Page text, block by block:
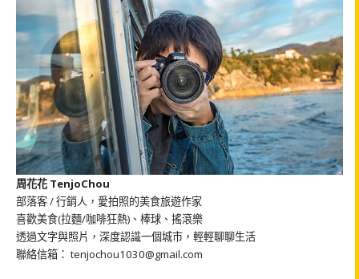
周花花 TenjoChou
部落客 / 行銷人，愛拍照的美食旅遊作家
喜歡美食(拉麵/咖啡狂熱)、棒球、搖滾樂
透過文字與照片，深度認識一個城市，輕輕聊聊生活
聯絡信箱： tenjochou1030@gmail.com